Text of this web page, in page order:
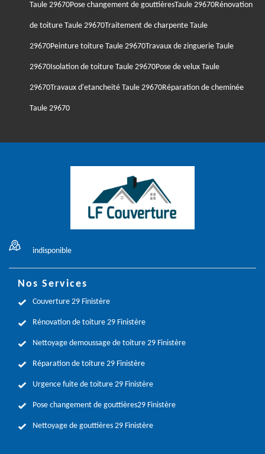
Taule 29670Pose changement de gouttièresTaule 29670Rénovation
de toiture Taule 29670Traitement de charpente Taule
29670Peinture toiture Taule 29670Travaux de zinguerie Taule
29670Isolation de toiture Taule 29670Pose de velux Taule
29670Travaux d'etancheité Taule 29670Réparation de cheminée
Taule 29670
indisponible
Nos Services
Couverture 29 Finistère
Rénovation de toiture 29 Finistère
Nettoyage demoussage de toiture 29 Finistère
Réparation de toiture 29 Finistère
Urgence fuite de toiture 29 Finistère
Pose changement de gouttières29 Finistère
Nettoyage de gouttières 29 Finistère